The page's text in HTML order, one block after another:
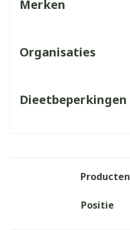
Merken
Organisaties
Dieetbeperkingen
Producten
Sorteer op: